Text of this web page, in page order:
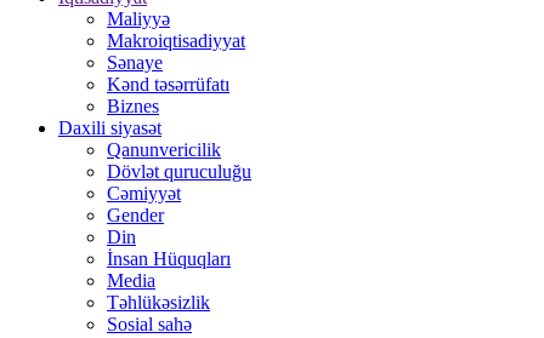
Maliyyə
Makroiqtisadiyyat
Sənaye
Kənd təsərrüfatı
Biznes
Daxili siyasət
Qanunvericilik
Dövlət quruculuğu
Cəmiyyət
Gender
Din
İnsan Hüquqları
Media
Təhlükəsizlik
Sosial sahə